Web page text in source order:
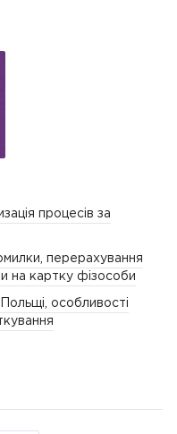
процесів за
перерахування
на картку фізособи
особливості